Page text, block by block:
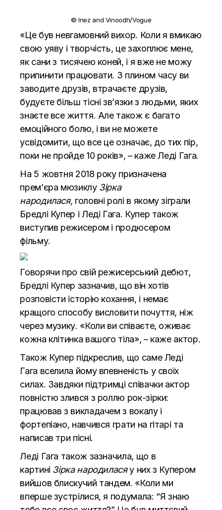
© Inez and Vinoodh/Vogue
«Це був невгамовний вихор. Коли я вмикаю
свою уяву і творчість, це захоплює мене,
як сани з тисячею коней, і я вже не можу
припинити працювати. З плином часу ви
заводите друзів, втрачаєте друзів,
будуєте більш тісні зв’язки з людьми, яких
знаєте все життя. Але також є багато
емоційного болю, і ви не можете
усвідомити, що все це означає, до тих пір,
поки не пройде 10 років», – каже Леді Гага.
На 5 жовтня 2018 року призначена
прем’єра мюзиклу Зірка
народилася, головні ролі в якому зіграли
Бредлі Купер і Леді Гага. Купер також
виступив режисером і продюсером
фільму.
Говорячи про свій режисерський дебют,
Бредлі Купер зазначив, що він хотів
розповісти історію кохання, і немає
кращого способу висловити почуття, ніж
через музику. «Коли ви співаєте, оживає
кожна клітинка вашого тіла», – каже актор.
Також Купер підкреслив, що саме Леді
Гага вселила йому впевненість у своїх
силах. Завдяки підтримці співачки актор
повністю злився з роллю рок-зірки:
працював з викладачем з вокалу і
фортепіано, навчився грати на гітарі та
написав три пісні.
Леді Гага також зазначила, що в
картині Зірка народиласяу них з Купером
вийшов блискучий тандем. «Коли ми
вперше зустрілися, я подумала: “Я знаю